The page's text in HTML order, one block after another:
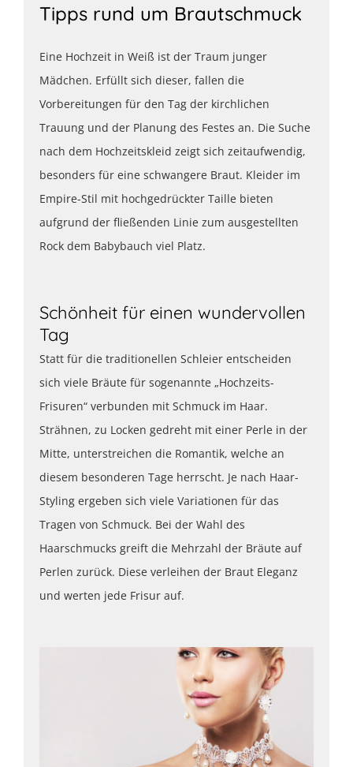
Tipps rund um Brautschmuck
Eine Hochzeit in Weiß ist der Traum junger
Mädchen. Erfüllt sich dieser, fallen die
Vorbereitungen für den Tag der kirchlichen
Trauung und der Planung des Festes an. Die Suche
nach dem Hochzeitskleid zeigt sich zeitaufwendig,
besonders für eine schwangere Braut. Kleider im
Empire-Stil mit hochgedrückter Taille bieten
aufgrund der fließenden Linie zum ausgestellten
Rock dem Babybauch viel Platz.
Schönheit für einen wundervollen
Tag
Statt für die traditionellen Schleier entscheiden
sich viele Bräute für sogenannte „Hochzeits-
Frisuren“ verbunden mit Schmuck im Haar.
Strähnen, zu Locken gedreht mit einer Perle in der
Mitte, unterstreichen die Romantik, welche an
diesem besonderen Tage herrscht. Je nach Haar-
Styling ergeben sich viele Variationen für das
Tragen von Schmuck. Bei der Wahl des
Haarschmucks greift die Mehrzahl der Bräute auf
Perlen zurück. Diese verleihen der Braut Eleganz
und werten jede Frisur auf.